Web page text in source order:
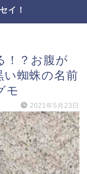
イ！
！？お腹が
蜘蛛の名前
モ
2021年5月23日